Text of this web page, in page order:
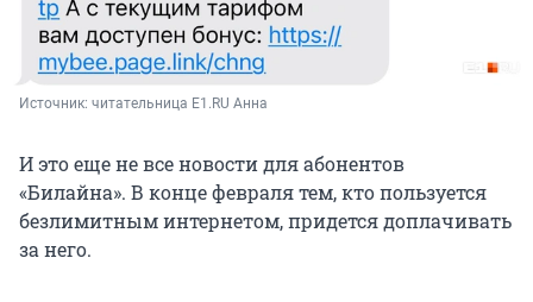
Источник: читательница E1.RU Анна
И это еще не все новости для абонентов
«Билайна». В конце февраля тем, кто пользуется
безлимитным интернетом, придется доплачивать
за него.